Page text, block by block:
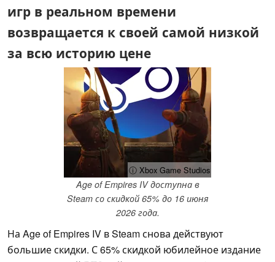
игр в реальном времени
возвращается к своей самой низкой
за всю историю цене
ⓘ Xbox Game Studios
Age of Empires IV доступна в
Steam со скидкой 65% до 16 июня
2026 года.
На Age of Empires IV в Steam снова действуют
большие скидки. С 65% скидкой юбилейное издание